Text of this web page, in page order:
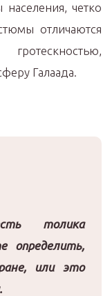
четко
отличаются
Галаада.
толика
определить,
или это